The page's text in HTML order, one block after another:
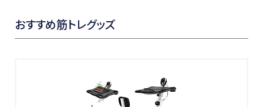
おすすめ筋トレグッズ